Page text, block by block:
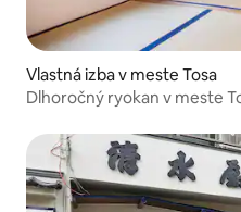
Vlastná izba v meste Tosa
Dlhoročný ryokan v meste